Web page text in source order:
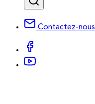
Contactez-nous